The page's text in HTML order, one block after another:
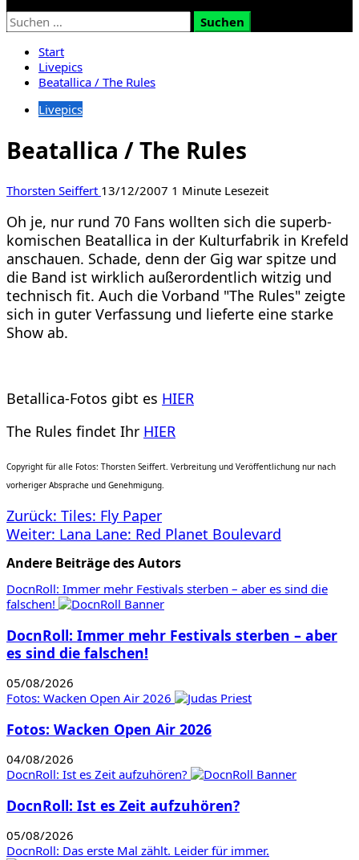
Suchen
nach:
Start
Livepics
Beatallica / The Rules
Livepics
Beatallica / The Rules
Thorsten Seiffert 13/12/2007 1 Minute Lesezeit
Oh je, nur rund 70 Fans wollten sich die superb-
komischen Beatallica in der Kulturfabrik in Krefeld
anschauen. Schade, denn der Gig war spitze und
die Band ist wirklich außerordentlich witzig und
technisch fit. Auch die Vorband "The Rules" zeigte
sich in guter Verfassung und lieferte eine starke
Show ab.
Betallica-Fotos gibt es HIER
The Rules findet Ihr HIER
Copyright für alle Fotos: Thorsten Seiffert. Verbreitung und Veröffentlichung nur nach
vorheriger Absprache und Genehmigung.
Beitragsnavigation
Zurück: Tiles: Fly Paper
Weiter: Lana Lane: Red Planet Boulevard
Andere Beiträge des Autors
DocnRoll: Immer mehr Festivals sterben – aber es sind die
falschen!
DocnRoll: Immer mehr Festivals sterben – aber
es sind die falschen!
05/08/2026
Fotos: Wacken Open Air 2026
Fotos: Wacken Open Air 2026
04/08/2026
DocnRoll: Ist es Zeit aufzuhören?
DocnRoll: Ist es Zeit aufzuhören?
05/08/2026
DocnRoll: Das erste Mal zählt. Leider für immer.